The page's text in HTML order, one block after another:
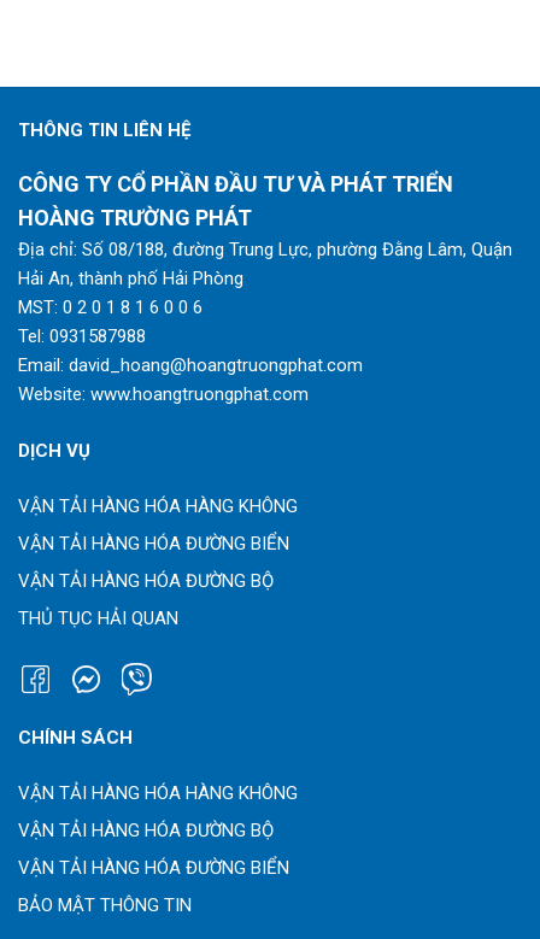
THÔNG TIN LIÊN HỆ
CÔNG TY CỔ PHẦN ĐẦU TƯ VÀ PHÁT TRIỂN
HOÀNG TRƯỜNG PHÁT
Địa chỉ: Số 08/188, đường Trung Lực, phường Đằng Lâm, Quận
Hải An, thành phố Hải Phòng
MST: 0 2 0 1 8 1 6 0 0 6
Tel: 0931587988
Email: david_hoang@hoangtruongphat.com
Website: www.hoangtruongphat.com
DỊCH VỤ
VẬN TẢI HÀNG HÓA HÀNG KHÔNG
VẬN TẢI HÀNG HÓA ĐƯỜNG BIỂN
VẬN TẢI HÀNG HÓA ĐƯỜNG BỘ
THỦ TỤC HẢI QUAN
CHÍNH SÁCH
VẬN TẢI HÀNG HÓA HÀNG KHÔNG
VẬN TẢI HÀNG HÓA ĐƯỜNG BỘ
VẬN TẢI HÀNG HÓA ĐƯỜNG BIỂN
BẢO MẬT THÔNG TIN